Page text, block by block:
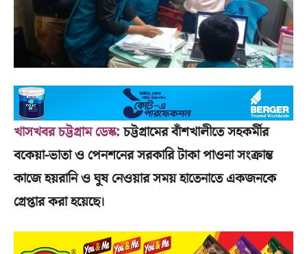
খাসখবর চট্টগ্রাম ডেস্ক:চট্টগ্রামের বাঁশখালীতে সহকর্মীর
বকেয়া-ভাতা ও পেনশনের সরকারি টাকা পাওনা সংক্রান্ত
কাজে হয়রানি ও ঘুষ নেওয়ার সময় হাতেনাতে একজনকে
গ্রেপ্তার করা হয়েছে।